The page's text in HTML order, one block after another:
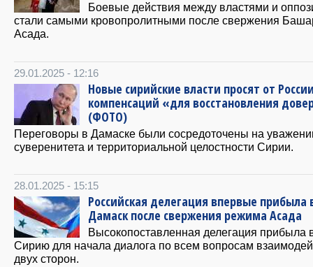
Боевые действия между властями и
стали самыми кровопролитными после свержения
Асада.
29.01.2025 - 12:16
Новые сирийские власти просят от
компенсаций «для восстановления
(ФОТО)
Переговоры в Дамаске были сосредоточены на
суверенитета и территориальной целостности Сирии.
28.01.2025 - 15:15
Российская делегация впервые прибыла
Дамаск после свержения режима Асада
Высокопоставленная делегация прибыла
Сирию для начала диалога по всем вопросам
двух сторон.